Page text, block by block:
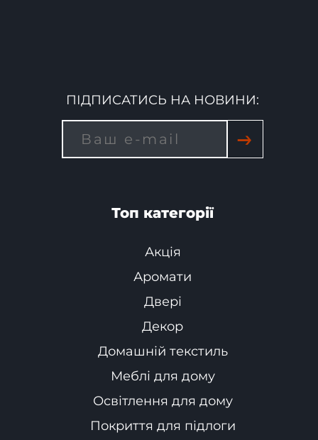
ПІДПИСАТИСЬ НА НОВИНИ:
→
Топ категорії
Акція
Аромати
Двері
Декор
Домашній текстиль
Меблі для дому
Освітлення для дому
Покриття для підлоги